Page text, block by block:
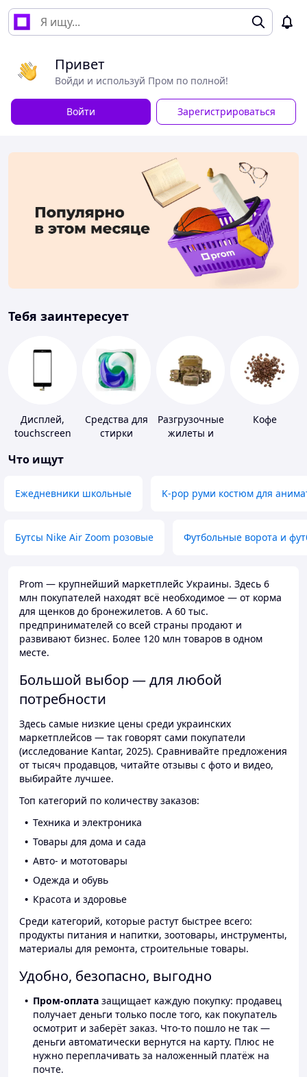
Привет
Войди и используй Пром по полной!
Войти Зарегистрироваться
Тебя заинтересует
Дисплей,
touchscreen
телефонов
Средства для
стирки
Разгрузочные
жилеты и
Кофе
Что ищут
Ежедневники школьные K-pop руми костюм для
Бутсы Nike Air Zoom розовые Футбольные ворота и
Prom — крупнейший маркетплейс Украины. Здесь 6
млн покупателей находят всё необходимое — от корма
для щенков до бронежилетов. А 60 тыс.
предпринимателей со всей страны продают и
развивают бизнес. Более 120 млн товаров в одном
месте.
Большой выбор — для любой
потребности
Здесь самые низкие цены среди украинских
маркетплейсов — так говорят сами покупатели
(исследование Kantar, 2025). Сравнивайте предложения
от тысяч продавцов, читайте отзывы с фото и видео,
выбирайте лучшее.
Топ категорий по количеству заказов:
Техника и электроника
Товары для дома и сада
Авто- и мототовары
Одежда и обувь
Красота и здоровье
Среди категорий, которые растут быстрее всего:
продукты питания и напитки, зоотовары, инструменты,
материалы для ремонта, строительные товары.
Удобно, безопасно, выгодно
Пром-оплата защищает каждую покупку: продавец
получает деньги только после того, как покупатель
осмотрит и заберёт заказ. Что-то пошло не так —
деньги автоматически вернутся на карту. Плюс не
нужно переплачивать за наложенный платёж на
почте.